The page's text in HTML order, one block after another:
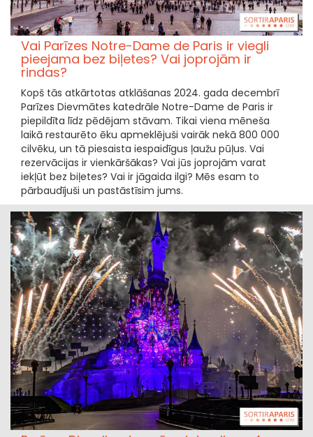
Vai Parīzes Notre-Dame de Paris ir viegli
pieejama bez biļetes? Vai joprojām ir
rindas?
Kopš tās atkārtotas atklāšanas 2024. gada decembrī
Parīzes Dievmātes katedrāle Notre-Dame de Paris ir
piepildīta līdz pēdējam stāvam. Tikai viena mēneša
laikā restaurēto ēku apmeklējuši vairāk nekā 800 000
cilvēku, un tā piesaista iespaidīgus ļaužu pūļus. Vai
rezervācijas ir vienkāršākas? Vai jūs joprojām varat
iekļūt bez biļetes? Vai ir jāgaida ilgi? Mēs esam to
pārbaudījuši un pastāstīsim jums.